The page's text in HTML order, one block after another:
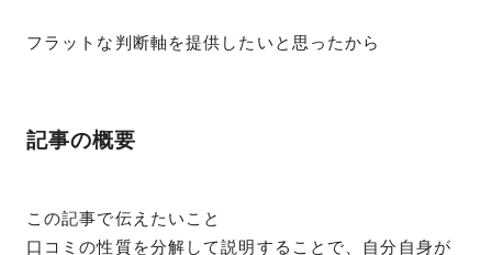
フラットな判断軸を提供したいと思ったから
記事の概要
この記事で伝えたいこと
口コミの性質を分解して説明することで、自分自身が